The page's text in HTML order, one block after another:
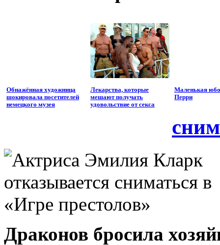
Обнажённая художница
шокировала посетителей
немецкого музея
Лекарства, которые
мешают получать
удовольствие от секса
Маленькая
Перри
Драконов бросила